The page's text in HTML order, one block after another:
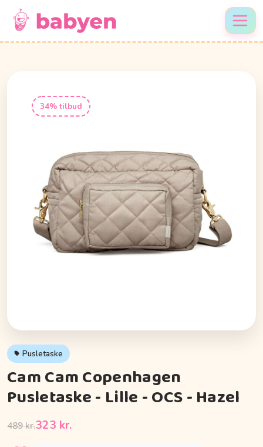
34% tilbud
Pusletaske
Cam Cam Copenhagen
Pusletaske - Lille - OCS - Hazel
489 kr.323 kr.